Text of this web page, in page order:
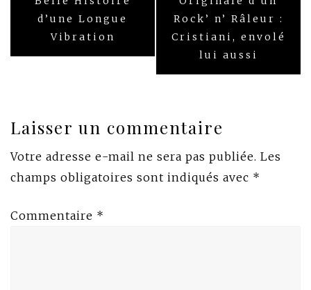
l’article
d’une Longue
Vibration
Rock’ n’ Râleur :
Cristiani, envolé
lui aussi
Laisser un commentaire
Votre adresse e-mail ne sera pas publiée. Les
champs obligatoires sont indiqués avec *
Commentaire *